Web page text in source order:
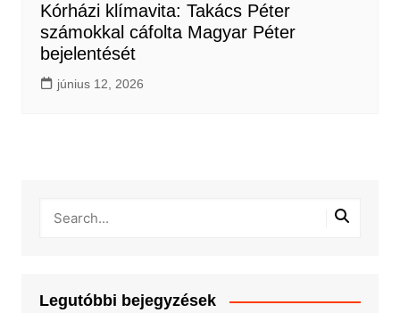
Kórházi klímavita: Takács Péter
számokkal cáfolta Magyar Péter
bejelentését
június 12, 2026
Legutóbbi bejegyzések